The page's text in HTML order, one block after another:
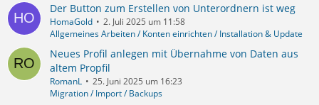
Der Button zum Erstellen von Unterordnern ist weg
HomaGold
2. Juli 2025 um 11:58
Allgemeines Arbeiten / Konten einrichten / Installation & Update
Neues Profil anlegen mit Übernahme von Daten aus
altem Propfil
RomanL
25. Juni 2025 um 16:23
Migration / Import / Backups